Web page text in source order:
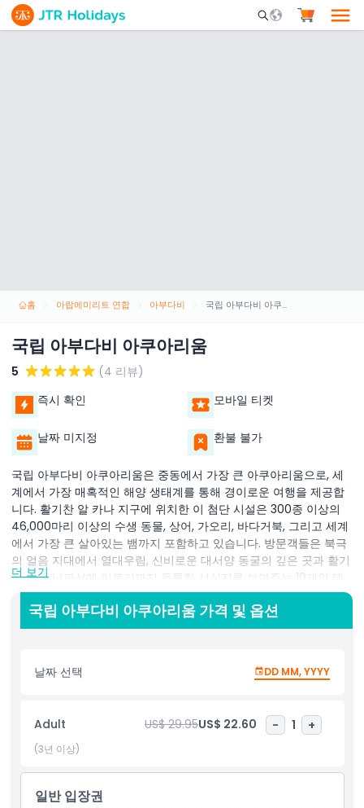
Mobile Search
홈 아랍에미리트 연합 아부다비 국립 아부다비 아쿠아리움
국립 아부다비 아쿠아리움
5
(4 리뷰)
즉시 확인
모바일 티켓
날짜 미지정 환불 불가
국립 아부다비 아쿠아리움은 중동에서 가장 큰 아쿠아리움으로, 세
계에서 가장 매혹적인 해양 생태계를 통해 경이로운 여행을 제공합
니다. 활기찬 알 카나 지구에 위치한 이 첨단 시설은 300종 이상의
46,000마리 이상의 수생 동물, 상어, 가오리, 바다거북, 그리고 세계
에서 가장 큰 살아있는 뱀까지 포함하고 있습니다. 방문객들은 북극
의 얼음 지대에서 열대우림, 신비로운 대서양 동굴의 깊은 곳과 활기
찬 홍해 난파선에 이르기까지 독특한 서식지를 보여주는 10개의 테
마 존을 탐험할 수 있습니다. 유리 바닥 보트 투어와 가오리 체험과
같은 인터랙티브 전시와 몰입형 체험은 가족, 관광객, 해양 애호가 모
두에게 완벽한 목적지입니다. 아쿠아리움은 환경청과 협력하여 야생
수행합니다. 흥미로운 전시와 실습 학습 기회를 통해 국립 아부다비
아쿠아리움은 자연과 다시 연결되고 바다 보전의 중요성을 발견하도
을 원하든 이 상징적인 명소는 진정으로 잊지 못할 경험을 약속합니
더 보기
국립 아부다비 아쿠아리움 가격 및 옵션
날짜 선택 DD MM, YYYY
Adult US$ 29.95US$ 22.60 - 1 +
(3년 이상)
일반 입장권